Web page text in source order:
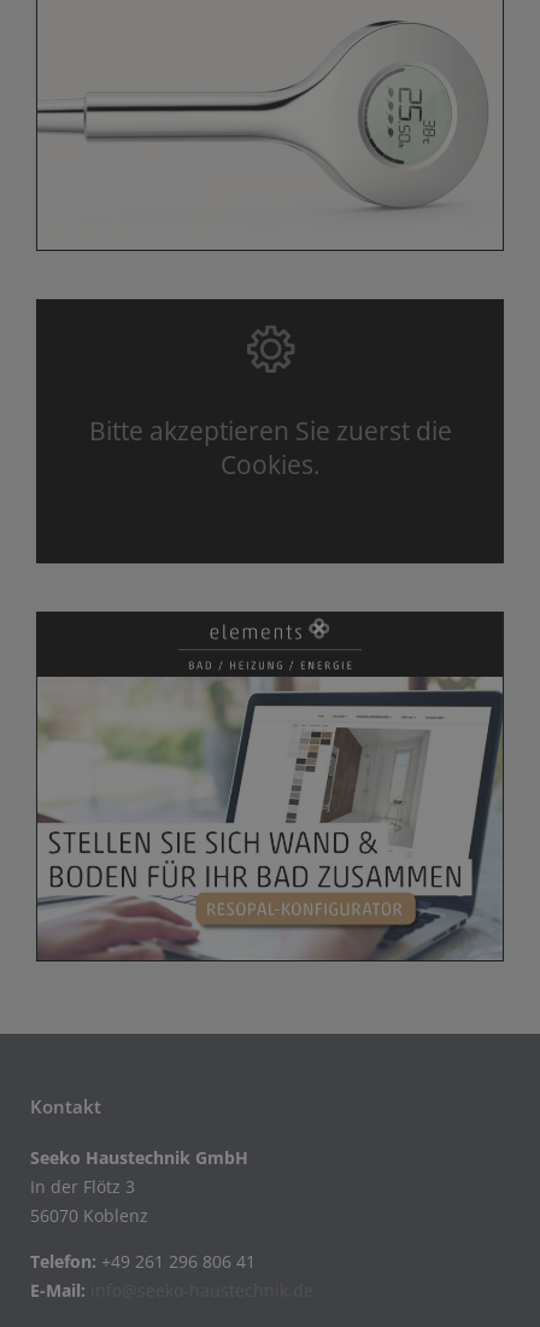
Bitte akzeptieren Sie zuerst die
Cookies.
Kontakt
Seeko Haustechnik GmbH
In der Flötz 3
56070 Koblenz
Telefon: +49 261 296 806 41
E-Mail: